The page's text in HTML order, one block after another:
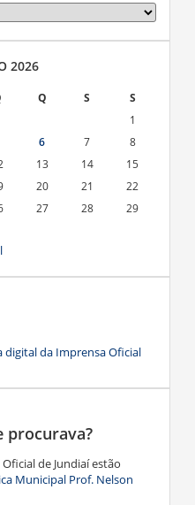
2026
Q S
S
1
6 7
8
13 14
15
20 21
22
27 28
29
digital da Imprensa Oficial
procurava?
de Jundiaí estão
Municipal Prof. Nelson